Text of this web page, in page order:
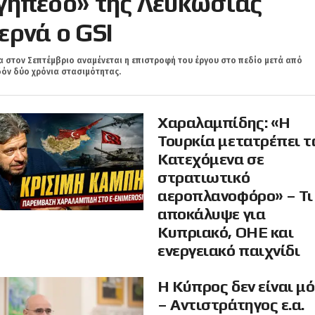
ο GSI
στον Σεπτέμβριο αναμένεται η επιστροφή του έργου στο πεδίο μετά από
δύο χρόνια στασιμότητας.
Χαραλαμπίδης: «Η
Τουρκία μετατρέπει
Κατεχόμενα σε
στρατιωτικό
αεροπλανοφόρο» – Τι
αποκάλυψε για
Κυπριακό, ΟΗΕ και
ενεργειακό παιχνίδι
Η Κύπρος δεν είναι
– Αντιστράτηγος ε.α.